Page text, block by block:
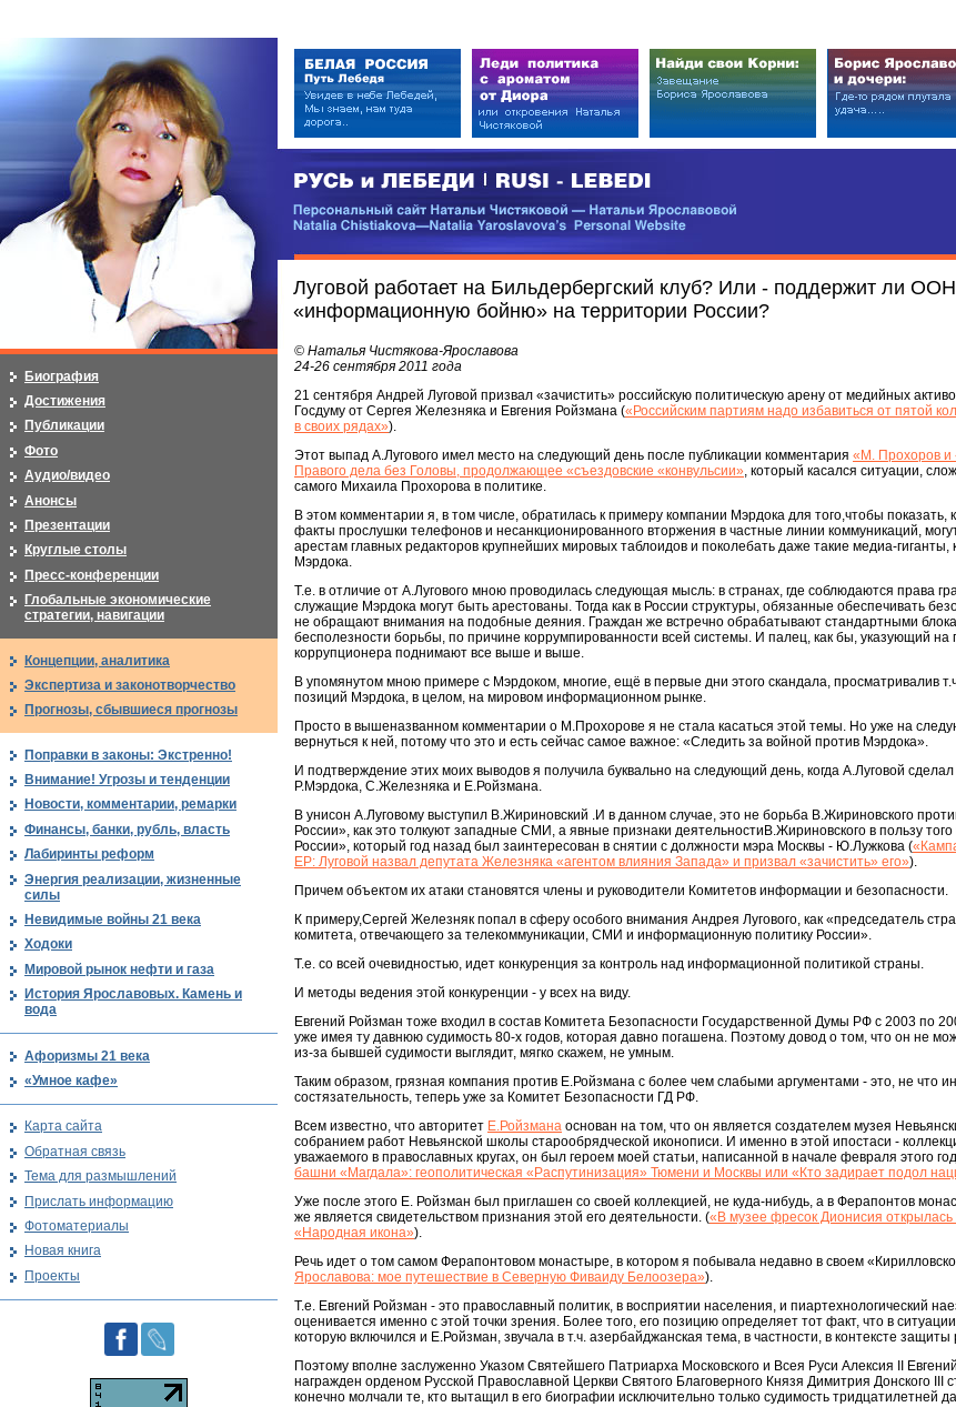
РУСЬ и ЛЕБЕДИ | RUSI — LEBEDI
Персональный сайт Натальи Чистяковой — Натальи Ярославовой
Луговой работает на Бильдербергский клуб? Или - поддержит ли ООН
«информационную бойню» на территории России?
© Наталья Чистякова-Ярославова
24-26 сентября 2011 года
21 сентября Андрей Луговой призвал «зачистить» российскую политическую арену от медийных
Госдуму от Сергея Железняка и Евгения Ройзмана («Российским партиям надо избавиться от пятой
в своих рядах»).
Этот выпад А.Лугового имел место на следующий день после публикации комментария «М. Прохоров и
Правого дела без Головы, продолжающее «съездовские «конвульсии», который касался ситуации,
самого Михаила Прохорова в политике.
В этом комментарии я, в том числе, обратилась к примеру компании Мэрдока для того,чтобы показать,
факты прослушки телефонов и несанкционированного вторжения в частные линии коммуникаций,
арестам главных редакторов крупнейших мировых таблоидов и поколебать даже такие медиа-гиганты,
Мэрдока.
Т.е. в отличие от А.Лугового мною проводилась следующая мысль: в странах, где соблюдаются права
служащие Мэрдока могут быть арестованы. Тогда как в России структуры, обязанные обеспечивать
не обращают внимания на подобные деяния. Граждан же встречно обрабатывают стандартными
бесполезности борьбы, по причине коррумпированности всей системы. И палец, как бы, указующий на
коррупционера поднимают все выше и выше.
В упомянутом мною примере с Мэрдоком, многие, ещё в первые дни этого скандала, просматривалив
позиций Мэрдока, в целом, на мировом информационном рынке.
Просто в вышеназванном комментарии о М.Прохорове я не стала касаться этой темы. Но уже на
вернуться к ней, потому что это и есть сейчас самое важное: «Следить за войной против Мэрдока».
И подтверждение этих моих выводов я получила буквально на следующий день, когда А.Луговой
Р.Мэрдока, С.Железняка и Е.Ройзмана.
В унисон А.Луговому выступил В.Жириновский .И в данном случае, это не борьба В.Жириновского
России», как это толкуют западные СМИ, а явные признаки деятельностиВ.Жириновского в пользу
России», который год назад был заинтересован в снятии с должности мэра Москвы - Ю.Лужкова (
ЕР: Луговой назвал депутата Железняка «агентом влияния Запада» и призвал «зачистить» его»).
Причем объектом их атаки становятся члены и руководители Комитетов информации и безопасности.
К примеру,Сергей Железняк попал в сферу особого внимания Андрея Лугового, как «председатель
комитета, отвечающего за телекоммуникации, СМИ и информационную политику России».
Т.е. со всей очевидностью, идет конкуренция за контроль над информационной политикой страны.
И методы ведения этой конкуренции - у всех на виду.
Евгений Ройзман тоже входил в состав Комитета Безопасности Государственной Думы РФ с 2003 по
уже имея ту давнюю судимость 80-х годов, которая давно погашена. Поэтому довод о том, что он не
из-за бывшей судимости выглядит, мягко скажем, не умным.
Таким образом, грязная компания против Е.Ройзмана с более чем слабыми аргументами - это, не что
состязательность, теперь уже за Комитет Безопасности ГД РФ.
Всем известно, что авторитет Е.Ройзмана основан на том, что он является создателем музея
собранием работ Невьянской школы старообрядческой иконописи. И именно в этой ипостаси -
уважаемого в православных кругах, он был героем моей статьи, написанной в начале февраля этого
башни «Магдала»: геополитическая «Распутинизация» Тюмени и Москвы или «Кто задирает подол
Уже после этого Е. Ройзман был приглашен со своей коллекцией, не куда-нибудь, а в Ферапонтов
же является свидетельством признания этой его деятельности. («В музее фресок Дионисия открылась
«Народная икона»).
Речь идет о том самом Ферапонтовом монастыре, в котором я побывала недавно в своем
Ярославова: мое путешествие в Северную Фиваиду Белоозера»).
Т.е. Евгений Ройзман - это православный политик, в восприятии населения, и пиартехнологический
оценивается именно с этой точки зрения. Более того, его позицию определяет тот факт, что в
которую включился и Е.Ройзман, звучала в т.ч. азербайджанская тема, в частности, в контексте защиты
Поэтому вполне заслуженно Указом Святейшего Патриарха Московского и Всея Руси Алексия II
награжден орденом Русской Православной Церкви Святого Благоверного Князя Димитрия Донского III
конечно молчали те, кто вытащил в его биографии исключительно только судимость тридцатилетней
Биография
Достижения
Публикации
Фото
Аудио/видео
Анонсы
Презентации
Круглые столы
Пресс-конференции
Глобальные экономические
стратегии, навигации
Концепции, аналитика
Экспертиза и законотворчество
Прогнозы, сбывшиеся прогнозы
Поправки в законы: Экстренно!
Внимание! Угрозы и тенденции
Новости, комментарии, ремарки
Финансы, банки, рубль, власть
Лабиринты реформ
Энергия реализации, жизненные
силы
Невидимые войны 21 века
Ходоки
Мировой рынок нефти и газа
История Ярославовых. Камень и
вода
Афоризмы 21 века
«Умное кафе»
Карта сайта
Обратная связь
Тема для размышлений
Прислать информацию
Фотоматериалы
Новая книга
Проекты